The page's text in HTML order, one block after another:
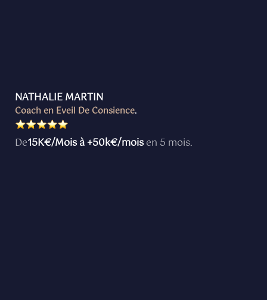
NATHALIE MARTIN
Coach en Eveil De Consience.
De15K€/Mois à +50k€/moisen 5 mois.